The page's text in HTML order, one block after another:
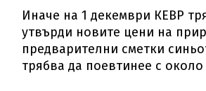
Иначе на 1 декември КЕВР
утвърди новите цени на
предварителни сметки
трябва да поевтинее с